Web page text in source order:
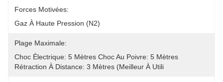
Forces Motivées:
Gaz À Haute Pression (N2)
Plage Maximale:
Choc Électrique: 5 Mètres Choc Au Poivre: 5 Mètres
Rétraction À Distance: 3 Mètres (meilleur À Utili